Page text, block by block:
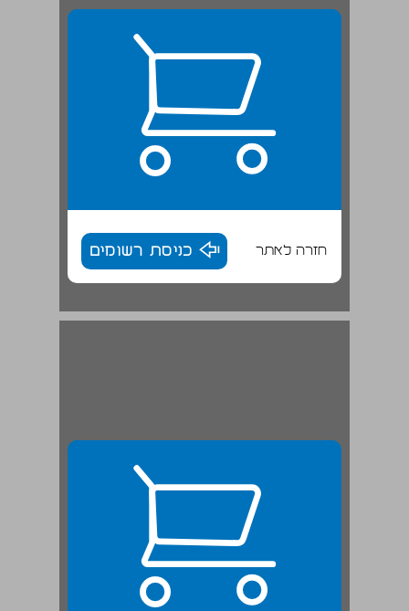
חזרה לאתר כניסת רשומים